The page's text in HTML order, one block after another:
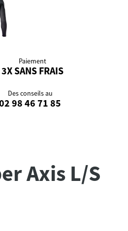
Paiement
3X SANS FRAIS
Des conseils au
98 46 71 85
Axis L/S